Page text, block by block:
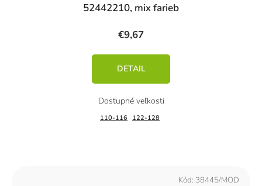
52442210, mix farieb
€9,67
DETAIL
110-116 122-128
Kód: 38445/MOD